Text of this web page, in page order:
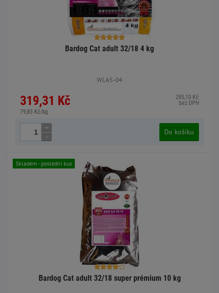
Bardog Cat adult 32/18 4 kg
WLA5-04
319,31 Kč
79,83 Kč/kg
285,10 Kč
bez DPH
+
-
Do košíku
Bardog Cat adult 32/18 super prémium 10 kg
Skladem - poslední kus